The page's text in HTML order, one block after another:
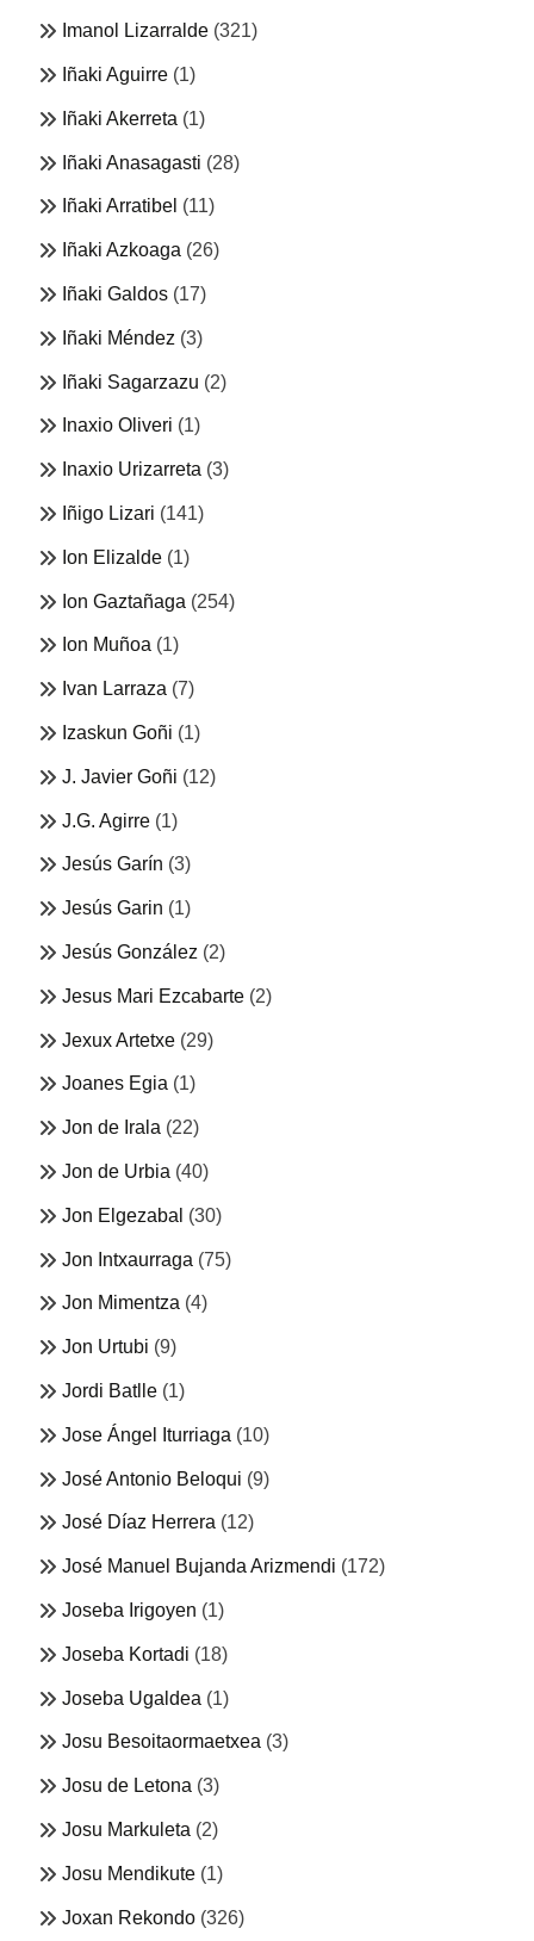
Imanol Lizarralde (321)
Iñaki Aguirre (1)
Iñaki Akerreta (1)
Iñaki Anasagasti (28)
Iñaki Arratibel (11)
Iñaki Azkoaga (26)
Iñaki Galdos (17)
Iñaki Méndez (3)
Iñaki Sagarzazu (2)
Inaxio Oliveri (1)
Inaxio Urizarreta (3)
Iñigo Lizari (141)
Ion Elizalde (1)
Ion Gaztañaga (254)
Ion Muñoa (1)
Ivan Larraza (7)
Izaskun Goñi (1)
J. Javier Goñi (12)
J.G. Agirre (1)
Jesús Garín (3)
Jesús Garin (1)
Jesús González (2)
Jesus Mari Ezcabarte (2)
Jexux Artetxe (29)
Joanes Egia (1)
Jon de Irala (22)
Jon de Urbia (40)
Jon Elgezabal (30)
Jon Intxaurraga (75)
Jon Mimentza (4)
Jon Urtubi (9)
Jordi Batlle (1)
Jose Ángel Iturriaga (10)
José Antonio Beloqui (9)
José Díaz Herrera (12)
José Manuel Bujanda Arizmendi (172)
Joseba Irigoyen (1)
Joseba Kortadi (18)
Joseba Ugaldea (1)
Josu Besoitaormaetxea (3)
Josu de Letona (3)
Josu Markuleta (2)
Josu Mendikute (1)
Joxan Rekondo (326)